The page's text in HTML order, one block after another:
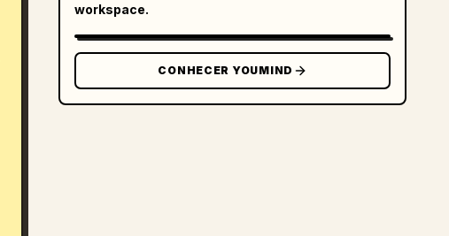
workspace.
CONHECER YOUMIND